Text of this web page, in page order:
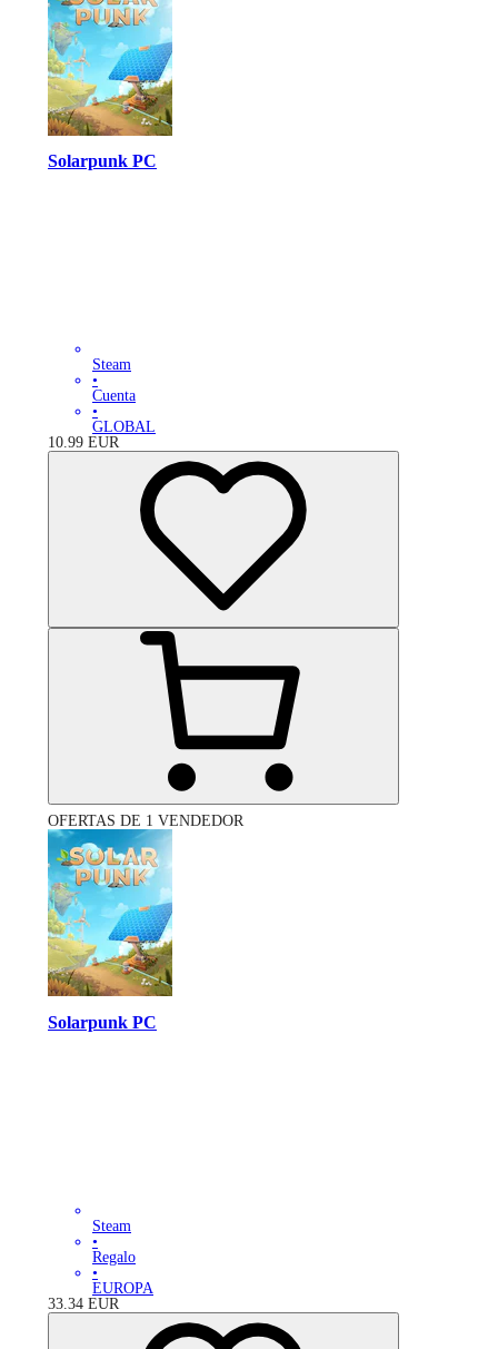
Solarpunk PC
Steam
•
Cuenta
•
GLOBAL
10.99 EUR
OFERTAS DE 1 VENDEDOR
Solarpunk PC
Steam
•
Regalo
•
EUROPA
33.34 EUR